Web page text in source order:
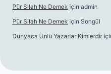
Pür Silah Ne Demek için admin
Pür Silah Ne Demek için Songül
Dünyaca Ünlü Yazarlar Kimlerdir